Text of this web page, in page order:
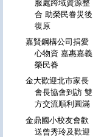
服處跨域資源整
合 助榮民眷災後
復原
嘉賢鋼構公司捐愛
心物資 嘉惠嘉義
榮民眷
金大歡迎北市家長
會長協會到訪 雙
方交流順利圓滿
金鼎國小校友會歡
送曾秀玲及歡迎